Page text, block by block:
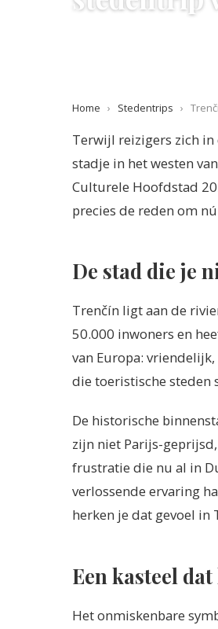
Home › Stedentrips ›
Terwijl reizigers zich
stadje in het westen
Culturele Hoofdstad
precies de reden om
De stad die je
Trenčín ligt aan de
50.000 inwoners en
van Europa:
die toeristische steden
De historische
zijn niet Parijs-
frustratie die nu al in
verlossende ervaring
herken je dat gevoel in
Een kasteel
Het onmiskenbare